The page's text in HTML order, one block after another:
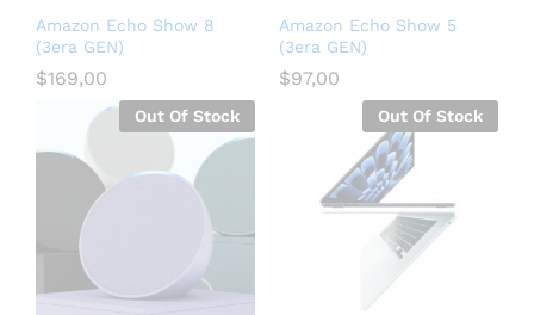
Amazon Echo Show 8
(3era GEN)
$169,00
Amazon Echo Show 5
(3era GEN)
$97,00
Out Of Stock Out Of Stock